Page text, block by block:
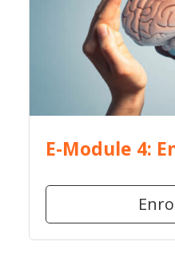
E-Module 4: